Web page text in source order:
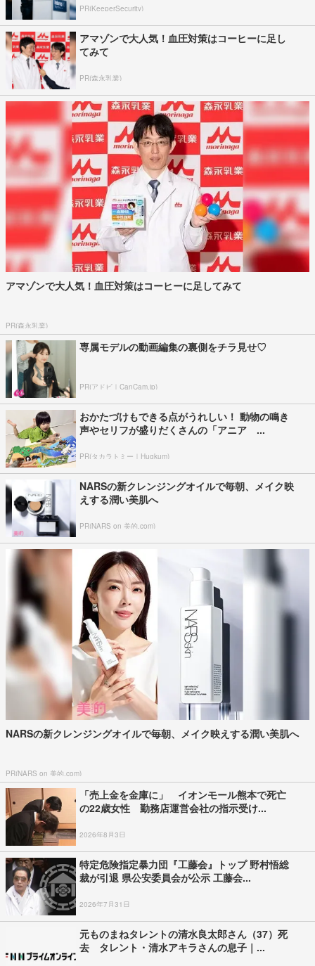
PR(KeeperSecurity)
アマゾンで大人気！血圧対策はコーヒーに足し
てみて
PR(森永乳業)
アマゾンで大人気！血圧対策はコーヒーに足してみて
PR(森永乳業)
専属モデルの動画編集の裏側をチラ見せ♡
PR(アドビ｜CanCam.jp)
おかたづけもできる点がうれしい！ 動物の鳴き
声やセリフが盛りだくさんの「アニア ...
PR(タカラトミー｜Hugkum)
NARSの新クレンジングオイルで毎朝、メイク映
えする潤い美肌へ
PR(NARS on 美的.com)
NARSの新クレンジングオイルで毎朝、メイク映えする潤い美肌へ
PR(NARS on 美的.com)
「売上金を金庫に」 イオンモール熊本で死亡
の22歳女性 勤務店運営会社の指示受け...
2026年8月3日
特定危険指定暴力団『工藤会』トップ 野村悟総
裁が引退 県公安委員会が公示 工藤会...
2026年7月31日
元ものまねタレントの清水良太郎さん（37）死
去 タレント・清水アキラさんの息子｜...